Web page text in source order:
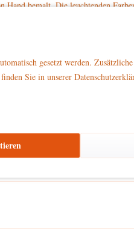
bemalt. Die leuchtenden
Es ist auch ein wunderbares
und Qualität dieses
gesetzt werden.
Sie in unserer